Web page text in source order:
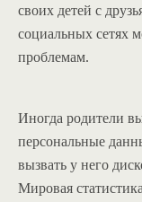
своих детей с
социальных сетях
проблемам.
Иногда родители
персональные
вызвать у него
Мировая